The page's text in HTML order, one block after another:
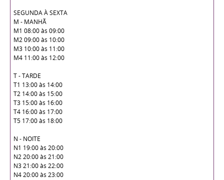
SEGUNDA À SEXTA
M - MANHÃ
M1 08:00 às 09:00
M2 09:00 às 10:00
M3 10:00 às 11:00
M4 11:00 às 12:00
T - TARDE
T1 13:00 às 14:00
T2 14:00 às 15:00
T3 15:00 às 16:00
T4 16:00 às 17:00
T5 17:00 às 18:00
N - NOITE
N1 19:00 às 20:00
N2 20:00 às 21:00
N3 21:00 às 22:00
N4 20:00 às 23:00